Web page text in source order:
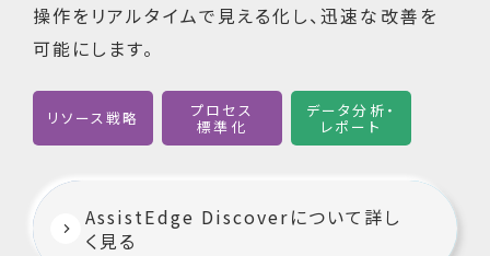
操作をリアルタイムで見える化し、迅速な改善を
可能にします。
リソース戦略 プロセス
標準化
データ分析・
レポート
AssistEdge Discoverについて詳し
く見る